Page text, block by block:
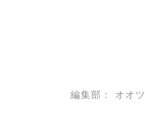
編集部： オオツ